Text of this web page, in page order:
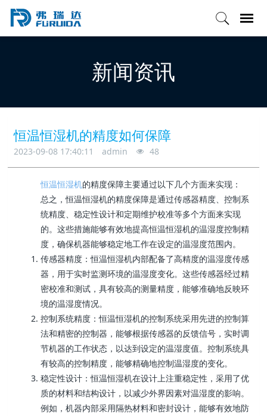
新闻资讯
恒温恒湿机的精度如何保障
2023-09-08 17:40:11 admin 48
恒温恒湿机的精度保障主要通过以下几个方面来实现：
总之，恒温恒湿机的精度保障是通过传感器精度、控制系
统精度、稳定性设计和定期维护校准等多个方面来实现
的。这些措施能够有效地提高恒温恒湿机的温湿度控制精
度，确保机器能够稳定地工作在设定的温湿度范围内。
传感器精度：恒温恒湿机内部配备了高精度的温湿度传感
器，用于实时监测环境的温湿度变化。这些传感器经过精
密校准和测试，具有较高的测量精度，能够准确地反映环
境的温湿度情况。
控制系统精度：恒温恒湿机的控制系统采用先进的控制算
法和精密的控制器，能够根据传感器的反馈信号，实时调
节机器的工作状态，以达到设定的温湿度值。控制系统具
有较高的控制精度，能够精确地控制温湿度的变化。
稳定性设计：恒温恒湿机在设计上注重稳定性，采用了优
质的材料和结构设计，以减少外界因素对温湿度的影响。
例如，机器内部采用隔热材料和密封设计，能够有效地防